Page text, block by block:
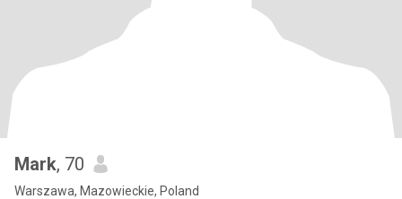
Mark, 70
Warszawa, Mazowieckie, Poland